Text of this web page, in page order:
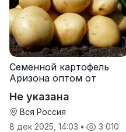
Семенной картофель
Аризона оптом от
Не указана
Вся Россия
8 дек 2025, 14:03 • 3 010